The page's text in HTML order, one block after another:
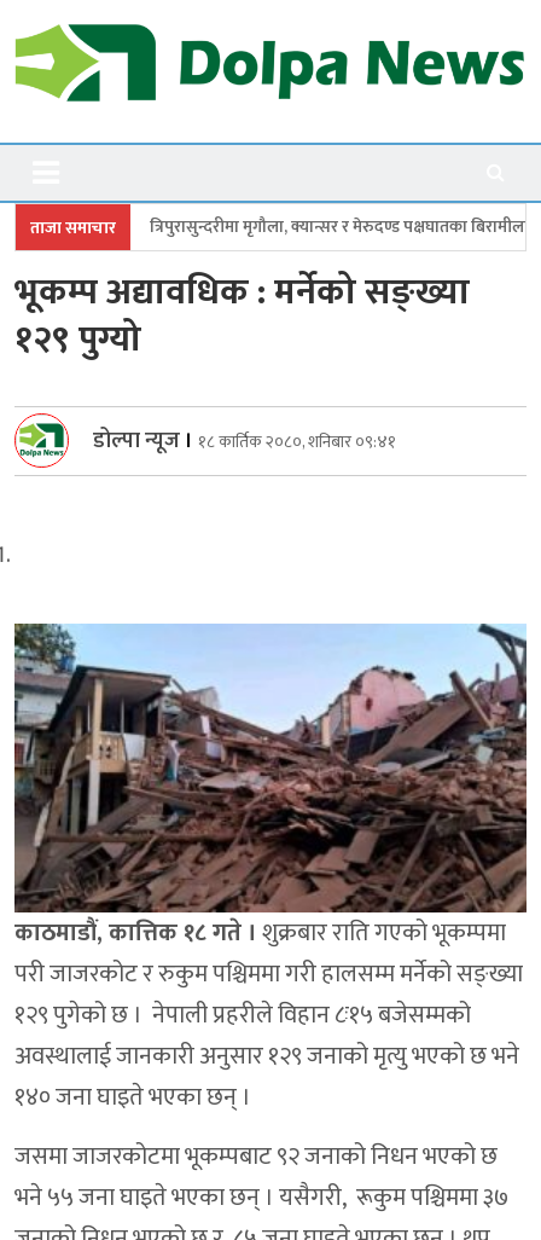
to
content
Dolpanews
ताजा समाचार
मृगौला, क्यान्सर र मेरुदण्ड पक्षघातका बिरामीलाई मासिक ५ हजार
भूकम्प अद्यावधिक : मर्नेको सङ्ख्या
१२९ पुग्यो
डोल्पा न्यूज । १८ कार्तिक २०८०, शनिबार ०९:४१
काठमाडौं, कात्तिक १८ गते । शुक्रबार राति गएको भूकम्पमा
परी जाजरकोट र रुकुम पश्चिममा गरी हालसम्म मर्नेको सङ्ख्या
१२९ पुगेको छ । नेपाली प्रहरीले विहान ८ः१५ बजेसम्मको
अवस्थालाई जानकारी अनुसार १२९ जनाको मृत्यु भएको छ भने
१४० जना घाइते भएका छन् ।
जसमा जाजरकोटमा भूकम्पबाट ९२ जनाको निधन भएको छ
भने ५५ जना घाइते भएका छन् । यसैगरी, रूकुम पश्चिममा ३७